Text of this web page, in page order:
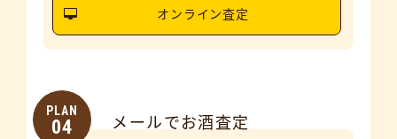
オンライン査定
PLAN
04 メールでお酒査定